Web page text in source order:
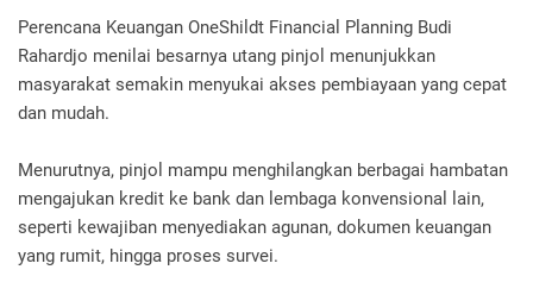
Perencana Keuangan OneShildt Financial Planning Budi
Rahardjo menilai besarnya utang pinjol menunjukkan
masyarakat semakin menyukai akses pembiayaan yang cepat
dan mudah.
Menurutnya, pinjol mampu menghilangkan berbagai hambatan
mengajukan kredit ke bank dan lembaga konvensional lain,
seperti kewajiban menyediakan agunan, dokumen keuangan
yang rumit, hingga proses survei.